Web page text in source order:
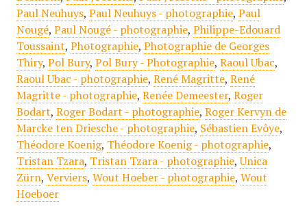
Paul Neuhuys, Paul Neuhuys - photographie, Paul
Nougé, Paul Nougé - photographie, Philippe-Edouard
Toussaint, Photographie, Photographie de Georges
Thiry, Pol Bury, Pol Bury - Photographie, Raoul Ubac,
Raoul Ubac - photographie, René Magritte, René
Magritte - photographie, Renée Demeester, Roger
Bodart, Roger Bodart - photographie, Roger Kervyn de
Marcke ten Driesche - photographie, Sébastien Evôye,
Théodore Koenig, Théodore Koenig - photographie,
Tristan Tzara, Tristan Tzara - photographie,Unica
Zürn, Verviers, Wout Hoeber - photographie, Wout
Hoeboer